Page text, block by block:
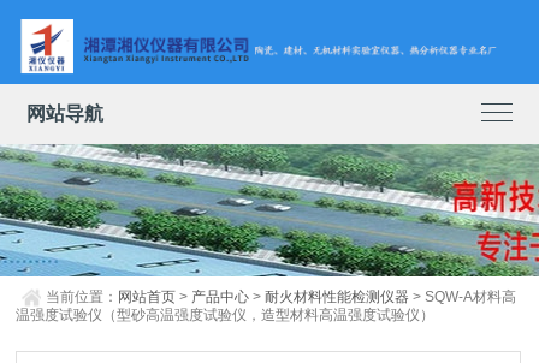
网站导航
当前位置： 网站首页 > 产品中心 >耐火材料性能检测仪器 > SQW-A材料高
温强度试验仪（型砂高温强度试验仪，造型材料高温强度试验仪）